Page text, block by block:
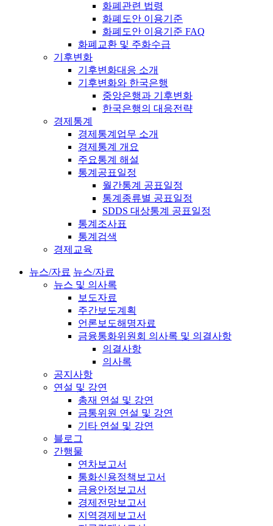
화폐관련 법령
화폐도안 이용기준
화폐도안 이용기준 FAQ
화폐교환 및 주화수급
기후변화
기후변화대응 소개
기후변화와 한국은행
중앙은행과 기후변화
한국은행의 대응전략
경제통계
경제통계업무 소개
경제통계 개요
주요통계 해설
통계공표일정
월간통계 공표일정
통계종류별 공표일정
SDDS 대상통계 공표일정
통계조사표
통계검색
경제교육
뉴스/자료 뉴스/자료
뉴스 및 의사록
보도자료
주간보도계획
언론보도해명자료
금융통화위원회 의사록 및 의결사항
의결사항
의사록
공지사항
연설 및 강연
총재 연설 및 강연
금통위원 연설 및 강연
기타 연설 및 강연
블로그
간행물
연차보고서
통화신용정책보고서
금융안정보고서
경제전망보고서
지역경제보고서